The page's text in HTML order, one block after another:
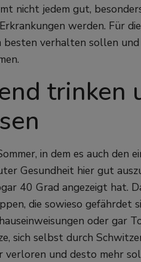
nicht jedem gut,
werden. Für
besten verhalten sollen
trinken
in dem es auch den
Gesundheit hier gut
40 Grad angezeigt hat.
die sowieso gefährdet
oder gar
sich selbst durch
verloren und desto mehr